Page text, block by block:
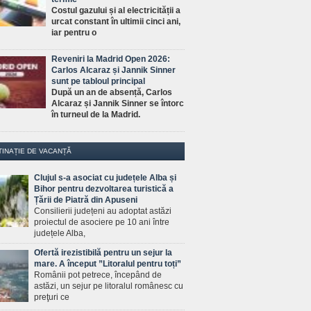
Costul gazului și al electricității a
urcat constant în ultimii cinci ani,
iar pentru o
Reveniri la Madrid Open 2026:
Carlos Alcaraz și Jannik Sinner
sunt pe tabloul principal
După un an de absență, Carlos
Alcaraz și Jannik Sinner se întorc
în turneul de la Madrid.
DE VACANȚĂ
Clujul s-a asociat cu județele Alba și
Bihor pentru dezvoltarea turistică a
Țării de Piatră din Apuseni
Consilierii județeni au adoptat astăzi
proiectul de asociere pe 10 ani între
județele Alba,
Ofertă irezistibilă pentru un sejur la
mare. A început ”Litoralul pentru toți”
Românii pot petrece, începând de
astăzi, un sejur pe litoralul românesc cu
preţuri ce